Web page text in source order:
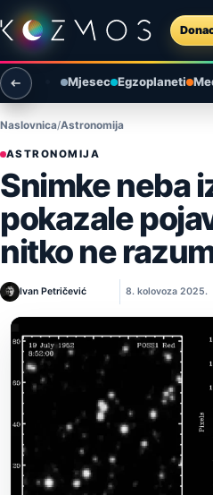
Preskoči na sadržaj
Otvori izbornik
Otvori pretragu
Mjesec Egzoplaneti
Naslovnica Astronomija
ASTRONOMIJA
Snimke neba
pokazale
nitko ne
Ivan Petričević 8. kolovoza 2025.